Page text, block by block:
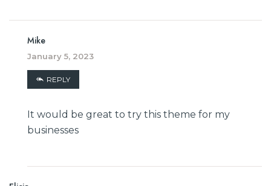
Mike
January 5, 2023
REPLY
It would be great to try this theme for my
businesses